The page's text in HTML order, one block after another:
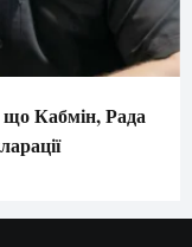
що Кабмін, Рада